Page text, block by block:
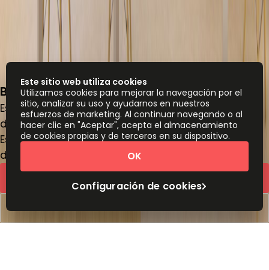
Boulevard Dent, Adriatico Building, Piso 3
Espacio de oficina
de
CRC185 persona/mes
Escritorios de coworking
de
Reservar una visita
Este sitio web utiliza cookies
Utilizamos cookies para mejorar la navegación por el
sitio, analizar su uso y ayudarnos en nuestros
esfuerzos de marketing. Al continuar navegando o al
hacer clic en "Aceptar", acepta el almacenamiento
de cookies propias y de terceros en su dispositivo.
Configuración de cookies
OK